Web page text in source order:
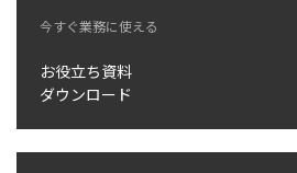
今すぐ業務に使える
お役立ち資料
ダウンロード